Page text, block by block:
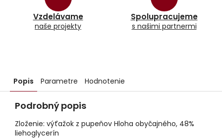
Vzdelávame
naše projekty
Spolupracujeme
s našimi partnermi
Popis Parametre Hodnotenie
Podrobný popis
Zloženie: výťažok z pupeňov Hloha obyčajného, 48%
liehoglycerín